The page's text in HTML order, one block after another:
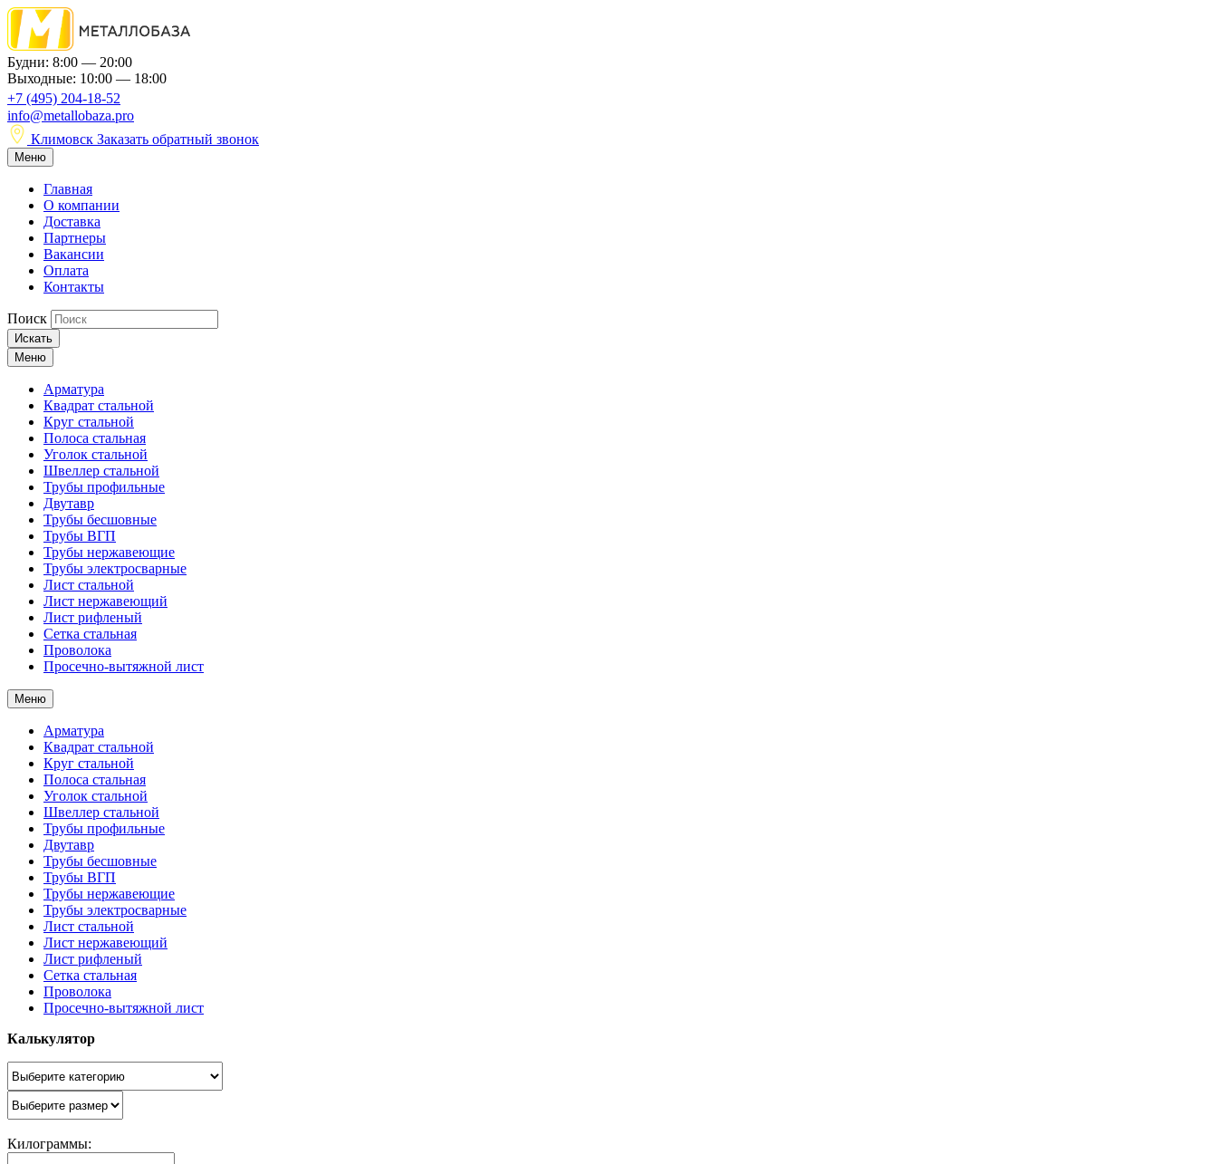
Будни: 8:00 — 20:00
Выходные: 10:00 — 18:00
+7 (495) 204-18-52
info@metallobaza.pro
Климовск Заказать обратный звонок
Меню
Главная
О компании
Доставка
Партнеры
Вакансии
Оплата
Контакты
Поиск
Искать
Меню
Арматура
Квадрат стальной
Круг стальной
Полоса стальная
Уголок стальной
Швеллер стальной
Трубы профильные
Двутавр
Трубы бесшовные
Трубы ВГП
Трубы нержавеющие
Трубы электросварные
Лист стальной
Лист нержавеющий
Лист рифленый
Сетка стальная
Проволока
Просечно-вытяжной лист
Меню
Арматура
Квадрат стальной
Круг стальной
Полоса стальная
Уголок стальной
Швеллер стальной
Трубы профильные
Двутавр
Трубы бесшовные
Трубы ВГП
Трубы нержавеющие
Трубы электросварные
Лист стальной
Лист нержавеющий
Лист рифленый
Сетка стальная
Проволока
Просечно-вытяжной лист
Калькулятор
Килограммы: